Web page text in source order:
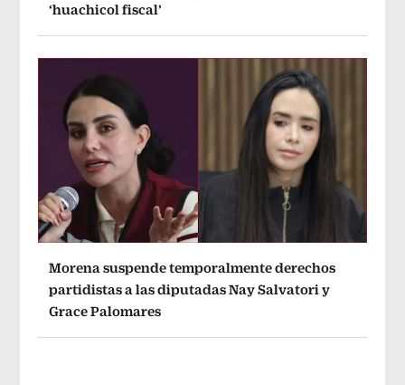
‘huachicol fiscal’
Morena suspende temporalmente derechos
partidistas a las diputadas Nay Salvatori y
Grace Palomares